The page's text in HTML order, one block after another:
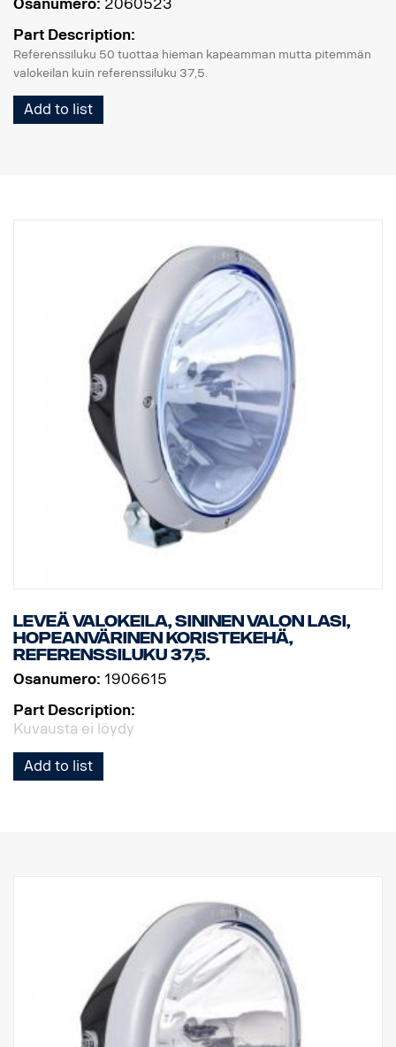
Osanumero: 2060523
Part Description:
Referenssiluku 50 tuottaa hieman kapeamman mutta pitemmän
valokeilan kuin referenssiluku 37,5.
Add to list
Leveä valokeila, sininen valon lasi,
hopeanvärinen koristekehä,
referenssiluku 37,5.
Osanumero: 1906615
Part Description:
Kuvausta ei löydy
Add to list